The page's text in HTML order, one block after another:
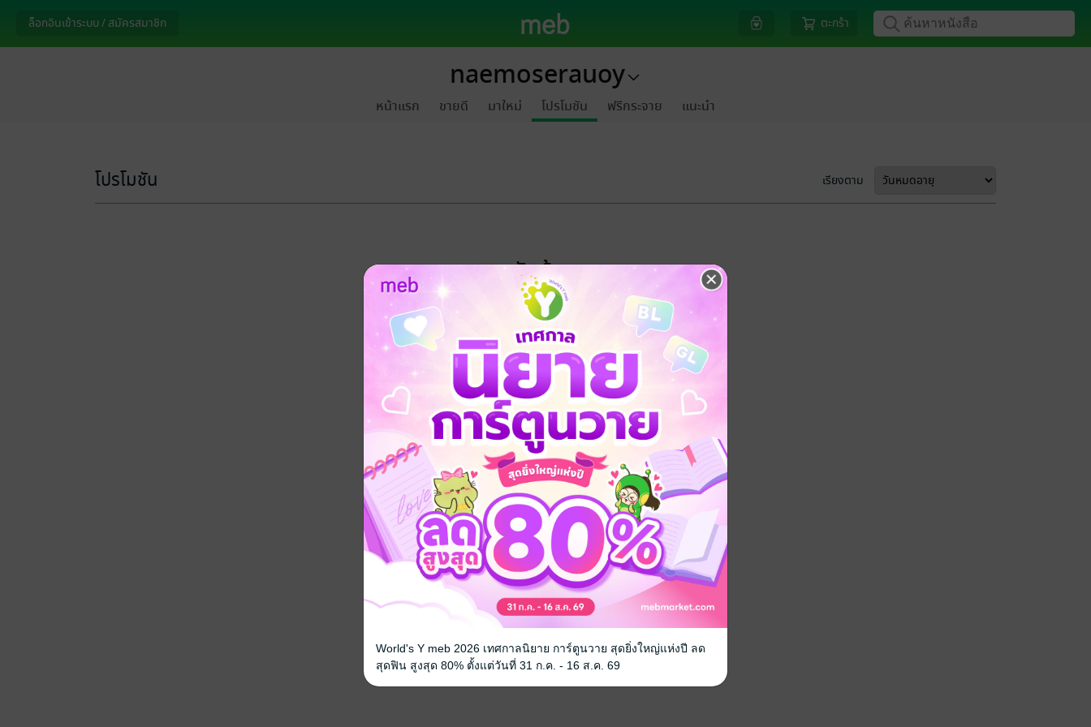
ล็อกอินเข้าระบบ / สมัครสมาชิก ตะกร้า
naemoserauoy
หน้าแรก ขายดี มาใหม่ โปรโมชัน ฟรีกระจาย แนะนำ
โปรโมชัน เรียงตาม
ขออภัยด้วยนะคะ
ไม่พบข้อมูลในหัวข้อที่คุณกำลังชมค่ะ
World's Y meb 2026 เทศกาลนิยาย การ์ตูนวาย สุดยิ่งใหญ่แห่งปี ลด
สุดฟิน สูงสุด 80% ตั้งแต่วันที่ 31 ก.ค. - 16 ส.ค. 69